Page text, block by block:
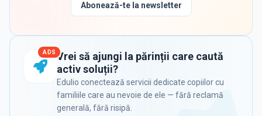
Abonează-te la newsletter
ADS Vrei să ajungi la părinții care caută
activ soluții?
Edulio conectează servicii dedicate copiilor cu
familiile care au nevoie de ele — fără reclamă
generală, fără risipă.